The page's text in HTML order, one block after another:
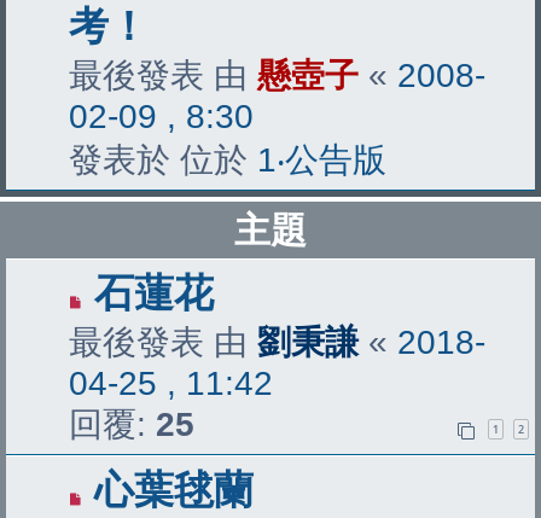
考！
最後發表 由 懸壺子 « 2008-
02-09 , 8:30
發表於 位於 1‧公告版
主題
石蓮花
最後發表 由 劉秉謙« 2018-
04-25 , 11:42
回覆: 25 1 2
心葉毬蘭